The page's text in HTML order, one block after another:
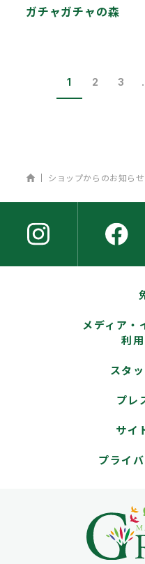
ガチャガチャの森
1 2 3
ホーム
ショップからのお知らせ
メディア・
利
スタ
プレ
サイ
プライ